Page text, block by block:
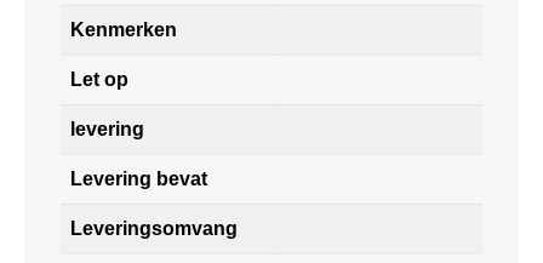
Kenmerken
Let op
levering
Levering bevat
Leveringsomvang